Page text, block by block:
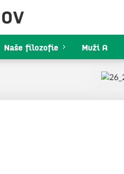
Naše filozofie Muži A